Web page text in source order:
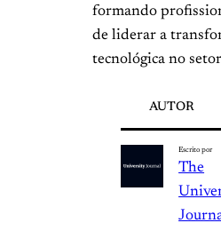
formando
de liderar a
tecnológica no
AUTOR
Escrito por
The